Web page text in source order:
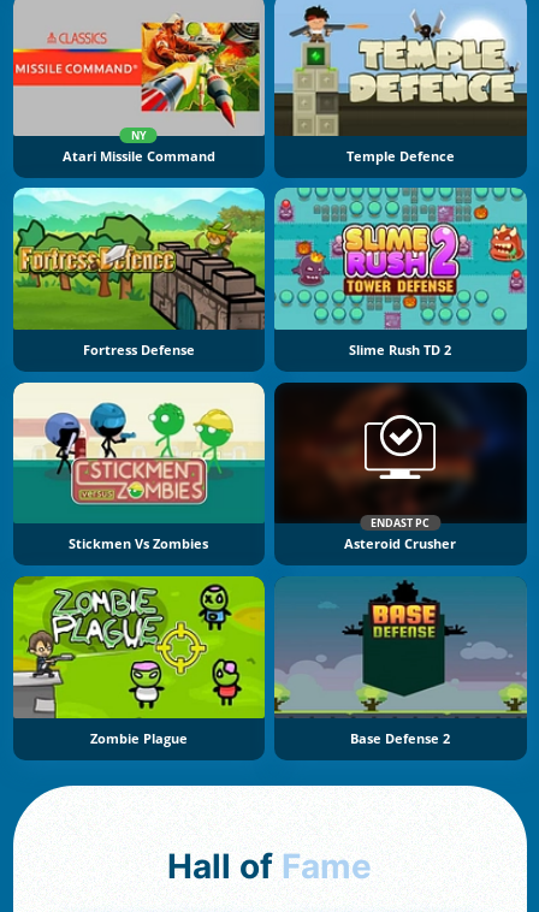
NY
Atari Missile Command Temple Defence
Fortress Defense Slime Rush TD 2
Stickmen Vs Zombies
ENDAST PC
Asteroid Crusher
Zombie Plague Base Defense 2
Hall of Fame